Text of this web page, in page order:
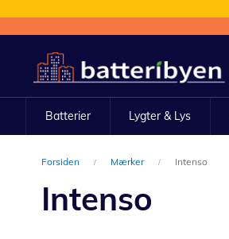
to
Content
Batterier Lygter & Lys
Forsiden Mærker Intenso
Intenso